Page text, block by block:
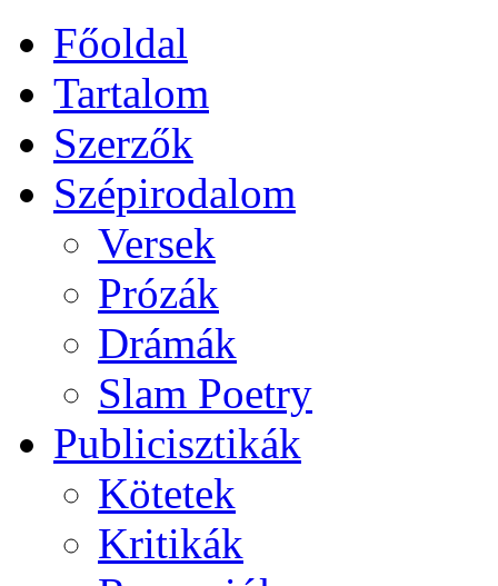
Főoldal
Tartalom
Szerzők
Szépirodalom
Versek
Prózák
Drámák
Slam Poetry
Publicisztikák
Kötetek
Kritikák